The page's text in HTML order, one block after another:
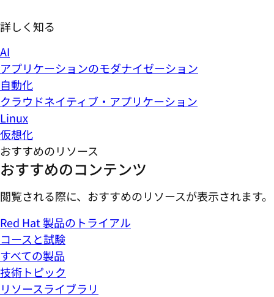
詳しく知る
AI
アプリケーションのモダナイゼーション
自動化
クラウドネイティブ・アプリケーション
Linux
仮想化
おすすめのリソース
おすすめのコンテンツ
閲覧される際に、おすすめのリソースが表示されます。
Red Hat 製品のトライアル
コースと試験
すべての製品
技術トピック
リソースライブラリ